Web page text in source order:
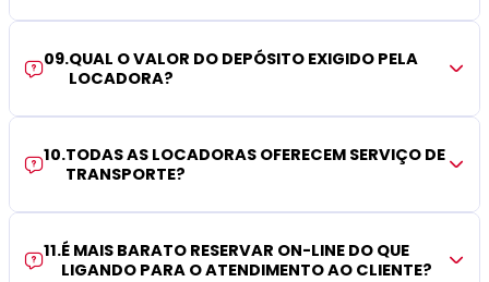
09.QUAL O VALOR DO DEPÓSITO EXIGIDO PELA
LOCADORA?
10.TODAS AS LOCADORAS OFERECEM SERVIÇO DE
TRANSPORTE?
11.É MAIS BARATO RESERVAR ON-LINE DO QUE
LIGANDO PARA O ATENDIMENTO AO CLIENTE?